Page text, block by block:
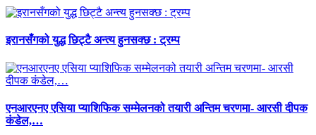
इरानसँगको युद्ध छिट्टै अन्त्य हुनसक्छ : ट्रम्प
एनआरएनए एसिया प्याशिफिक सम्मेलनको तयारी अन्तिम चरणमा- आरसी दीपक
कंडेल,…